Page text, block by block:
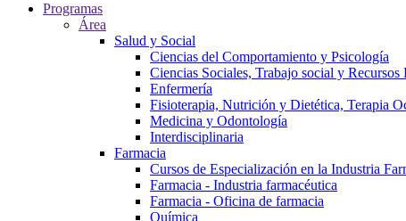
Programas
Área
Salud y Social
Ciencias del Comportamiento y Psicología
Ciencias Sociales, Trabajo social y
Enfermería
Fisioterapia, Nutrición y Dietética, Terapia
Medicina y Odontología
Interdisciplinaria
Farmacia
Cursos de Especialización en la Industria
Farmacia - Industria farmacéutica
Farmacia - Oficina de farmacia
Química